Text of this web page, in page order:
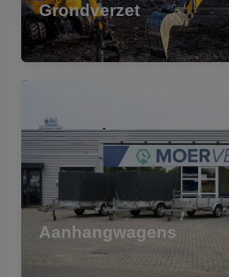
Grondverzet
Aanhangwagens